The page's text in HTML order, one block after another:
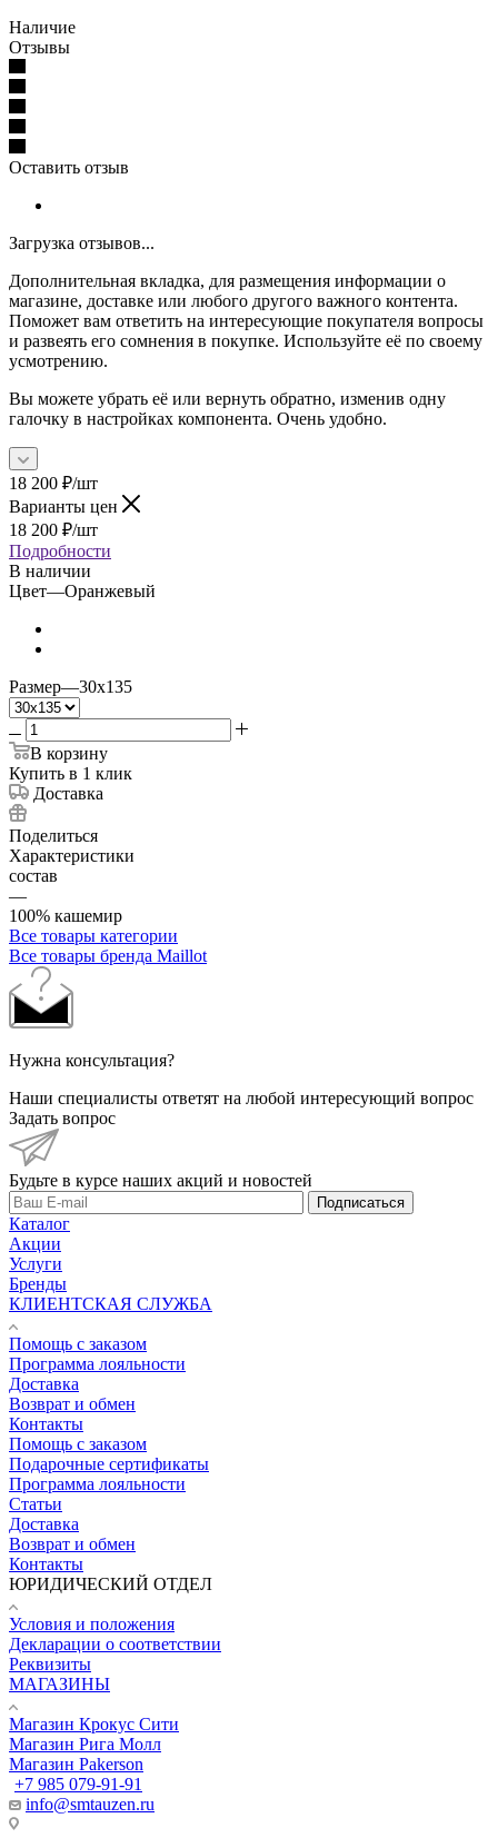
Наличие
Отзывы
Оставить отзыв
Загрузка отзывов...
Дополнительная вкладка, для размещения информации о
магазине, доставке или любого другого важного контента.
Поможет вам ответить на интересующие покупателя вопросы
и развеять его сомнения в покупке. Используйте её по своему
усмотрению.
Вы можете убрать её или вернуть обратно, изменив одну
галочку в настройках компонента. Очень удобно.
18 200 ₽/шт
Варианты цен
18 200 ₽/шт
Подробности
В наличии
Цвет—Оранжевый
Размер—30х135
В корзину
Купить в 1 клик
Доставка
Поделиться
Характеристики
состав
—
100% кашемир
Все товары категории
Все товары бренда Maillot
Нужна консультация?
Наши специалисты ответят на любой интересующий вопрос
Задать вопрос
Будьте в курсе наших акций и новостей
Подписаться
Каталог
Акции
Услуги
Бренды
КЛИЕНТСКАЯ СЛУЖБА
Помощь с заказом
Программа лояльности
Доставка
Возврат и обмен
Контакты
Помощь с заказом
Подарочные сертификаты
Программа лояльности
Статьи
Доставка
Возврат и обмен
Контакты
ЮРИДИЧЕСКИЙ ОТДЕЛ
Условия и положения
Декларации о соответствии
Реквизиты
МАГАЗИНЫ
Магазин Крокус Сити
Магазин Рига Молл
Магазин Pakerson
+7 985 079-91-91
info@smtauzen.ru